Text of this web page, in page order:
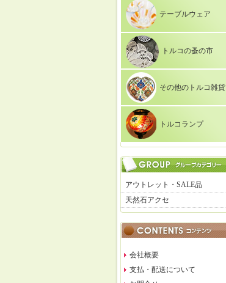
テーブルウェア
トルコの蚤の市
その他のトルコ雑貨
トルコランプ
アウトレット・SALE品
天然石アクセ
会社概要
支払・配送について